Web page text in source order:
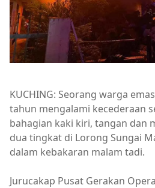
KUCHING: Seorang warga
tahun mengalami kecederaan
bahagian kaki kiri, tangan dan
dua tingkat di Lorong Sungai
dalam kebakaran malam tadi.
Jurucakap Pusat Gerakan